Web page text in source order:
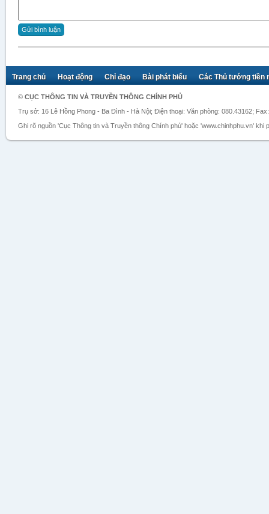
Trang chủ Hoạt động Chỉ đạo Bài phát biểu Các Thủ tướng tiền
© CỤC THÔNG TIN VÀ TRUYỀN THÔNG CHÍNH PHỦ
Trụ sở: 16 Lê Hồng Phong - Ba Đình - Hà Nội; Điện thoại: Văn phòng: 080.43162;
Ghi rõ nguồn 'Cục Thông tin và Truyền thông Chính phủ' hoặc 'www.chinhphu.vn' khi